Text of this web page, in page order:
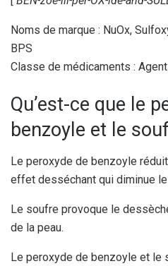
Noms de marque : NuOx,
BPS
Classe de médicaments :
Qu’est-ce que le
benzoyle et le
Le peroxyde de benzoyle
effet desséchant qui diminue
Le soufre provoque le
de la peau.
Le peroxyde de benzoyle et le